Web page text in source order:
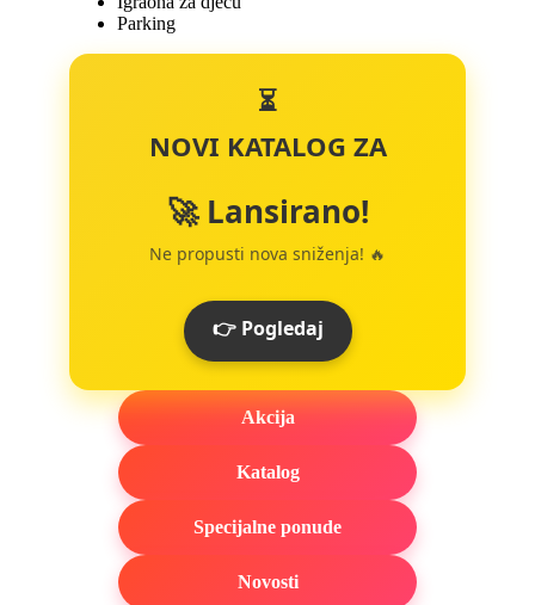
Parking
⏳
NOVI KATALOG ZA
🚀 Lansirano!
Ne propusti nova sniženja! 🔥
👉 Pogledaj
Akcija
Katalog
Specijalne ponude
Novosti